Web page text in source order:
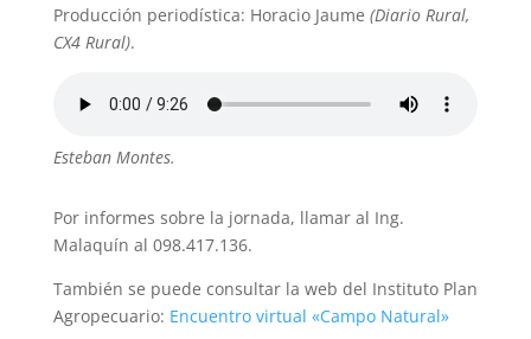
Producción periodística: Horacio Jaume (Diario Rural,
CX4 Rural).
Esteban Montes.
Por informes sobre la jornada, llamar al Ing.
Malaquín al 098.417.136.
También se puede consultar la web del Instituto Plan
Agropecuario: Encuentro virtual «Campo Natural»